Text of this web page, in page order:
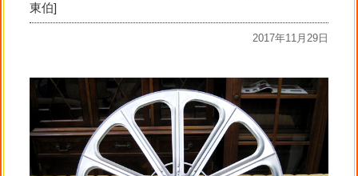
東伯]
2017年11月29日